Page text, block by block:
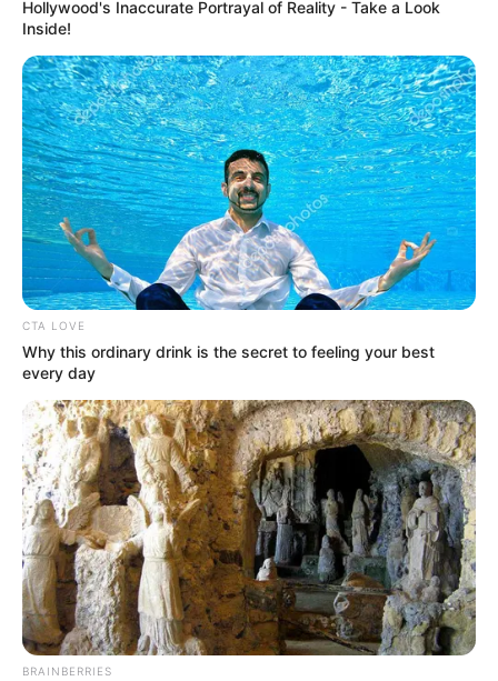
Hollywood's Inaccurate Portrayal of Reality - Take a Look
Inside!
CTA LOVE
Why this ordinary drink is the secret to feeling your best
every day
BRAINBERRIES